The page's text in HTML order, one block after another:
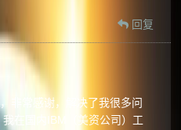
回复
非常感谢，解决了我很多问
在国内IBM（美资公司）工